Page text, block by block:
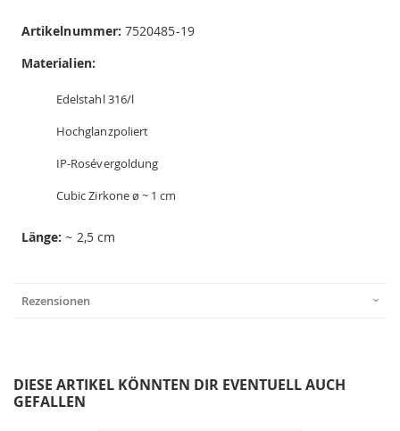
Artikelnummer:7520485-19
Materialien:
Edelstahl 316/l
Hochglanzpoliert
IP-Rosévergoldung
Cubic Zirkone ø ~ 1 cm
Länge: ~ 2,5 cm
Rezensionen
DIESE ARTIKEL KÖNNTEN DIR EVENTUELL AUCH
GEFALLEN